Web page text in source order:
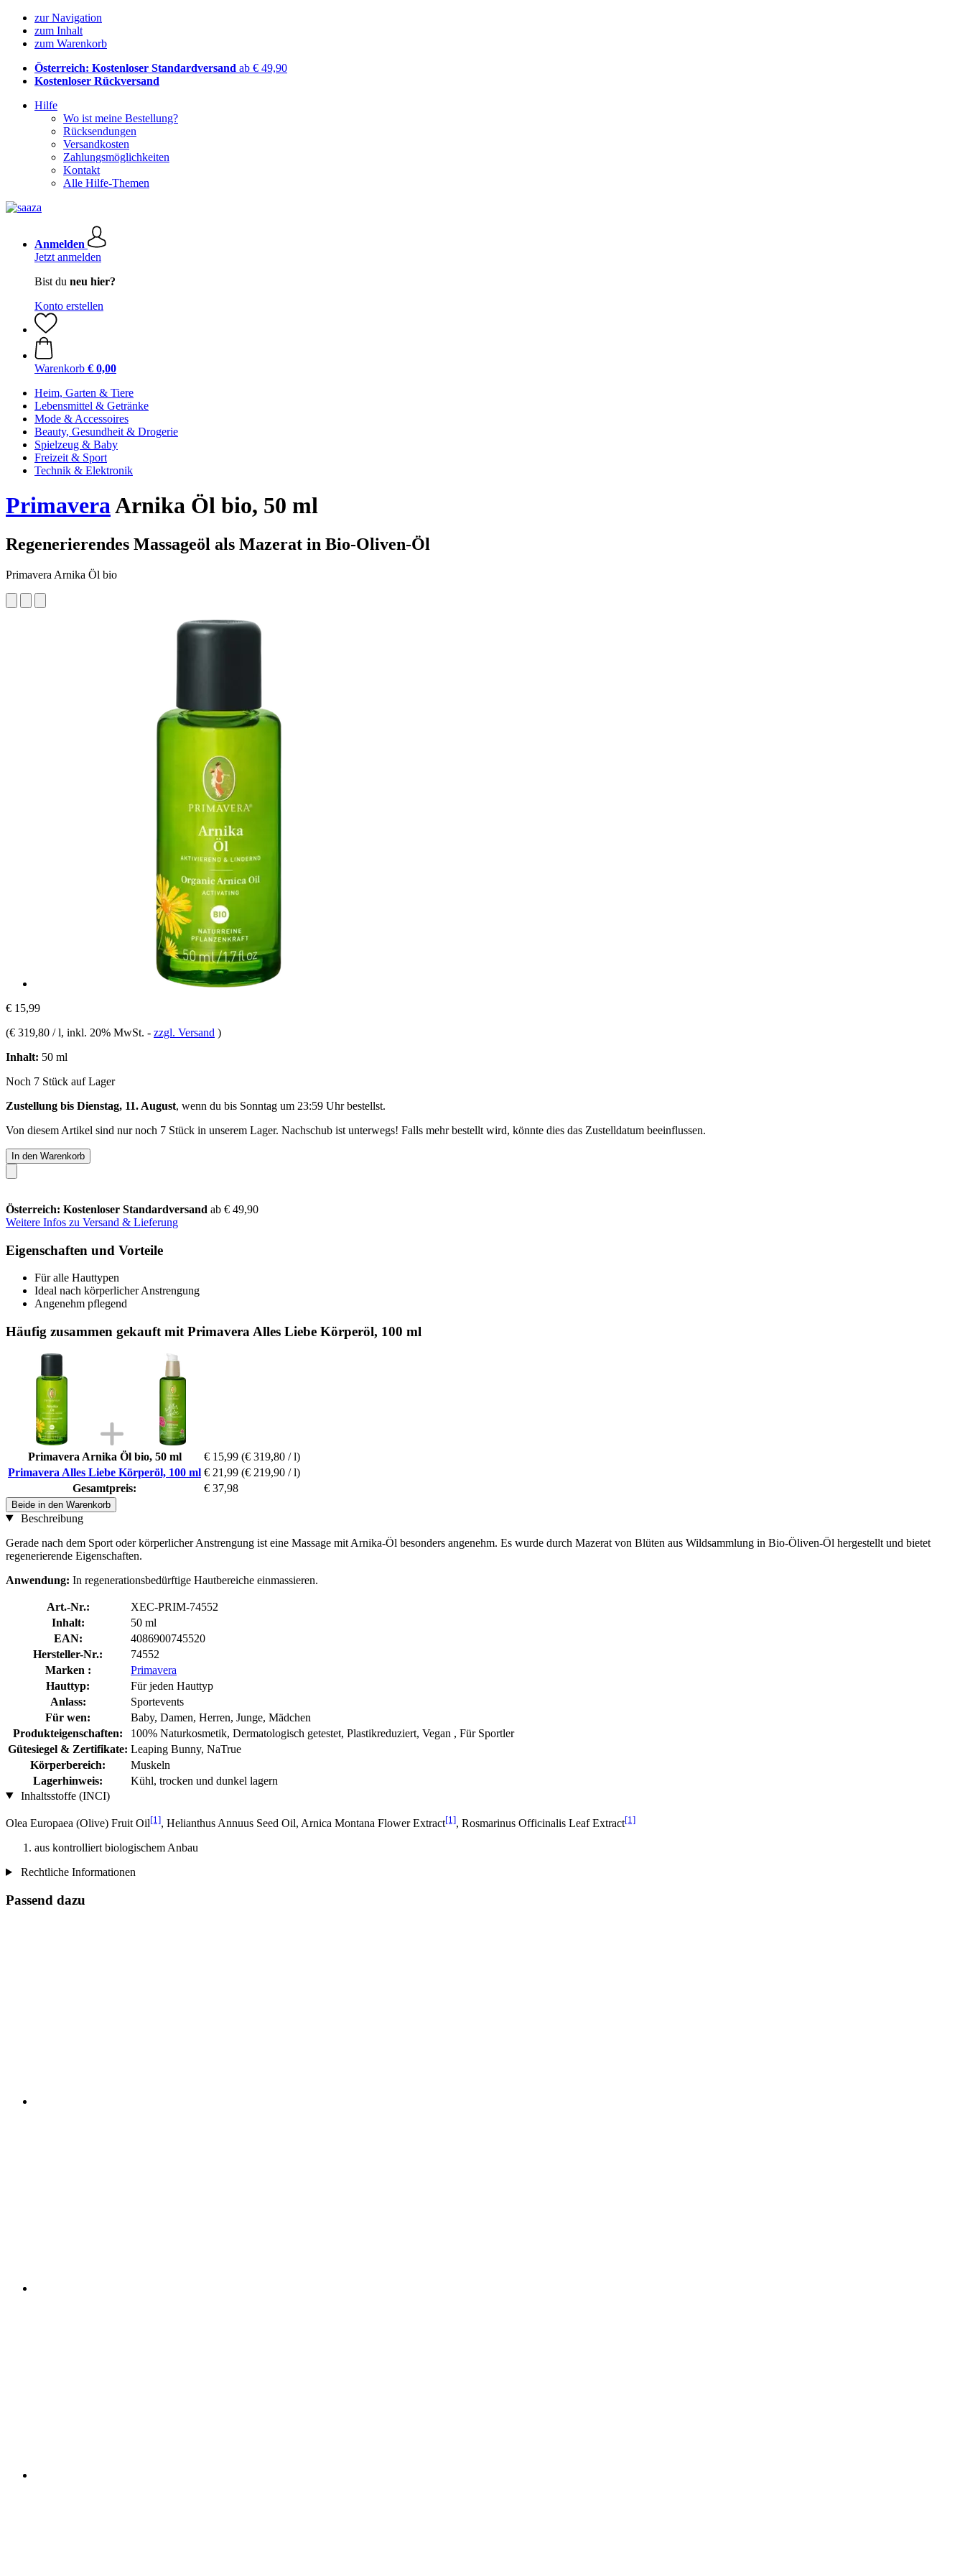
zur Navigation
zum Inhalt
zum Warenkorb
Österreich: Kostenloser Standardversand ab € 49,90
Kostenloser Rückversand
Hilfe
Wo ist meine Bestellung?
Rücksendungen
Versandkosten
Zahlungsmöglichkeiten
Kontakt
Alle Hilfe-Themen
Anmelden
Jetzt anmelden
Bist du neu hier?
Konto erstellen
Warenkorb € 0,00
Heim, Garten & Tiere
Lebensmittel & Getränke
Mode & Accessoires
Beauty, Gesundheit & Drogerie
Spielzeug & Baby
Freizeit & Sport
Technik & Elektronik
PrimaveraArnika Öl bio, 50 ml
Regenerierendes Massageöl als Mazerat in Bio-Oliven-Öl
Primavera Arnika Öl bio
€ 15,99
(€ 319,80 / l, inkl. 20% MwSt. - zzgl. Versand )
Inhalt: 50 ml
Noch 7 Stück auf Lager
Zustellung bis Dienstag, 11. August, wenn du bis Sonntag um 23:59 Uhrbestellst.
Von diesem Artikel sind nur noch 7 Stück in unserem Lager. Nachschub ist unterwegs! Falls mehr bestellt wird, könnte dies das Zustelldatum beeinflussen.
In den Warenkorb
Österreich: Kostenloser Standardversand ab € 49,90
Weitere Infos zu Versand & Lieferung
Eigenschaften und Vorteile
Für alle Hauttypen
Ideal nach körperlicher Anstrengung
Angenehm pflegend
Häufig zusammen gekauft mit Primavera Alles Liebe Körperöl, 100 ml
Primavera Arnika Öl bio, 50 ml € 15,99 (€ 319,80 / l)
Primavera Alles Liebe Körperöl, 100 ml € 21,99 (€ 219,90 / l)
Gesamtpreis:
€ 37,98
Beide in den Warenkorb
Beschreibung
Gerade nach dem Sport oder körperlicher Anstrengung ist eine Massage mit Arnika-Öl besonders angenehm. Es wurde durch Mazerat von Blüten aus Wildsammlung in Bio-Öliven-Öl hergestellt und bietet
regenerierende Eigenschaften.
Anwendung: In regenerationsbedürftige Hautbereiche einmassieren.
Art.-Nr.:
XEC-PRIM-74552
Inhalt:
50 ml
EAN:
4086900745520
Hersteller-Nr.:
74552
Marken :
Primavera
Hauttyp:
Für jeden Hauttyp
Anlass:
Sportevents
Für wen:
Baby, Damen, Herren, Junge, Mädchen
Produkteigenschaften:
100% Naturkosmetik, Dermatologisch getestet, Plastikreduziert, Vegan , Für Sportler
Gütesiegel & Zertifikate: Leaping Bunny, NaTrue
Körperbereich:
Muskeln
Lagerhinweis:
Kühl, trocken und dunkel lagern
Inhaltsstoffe (INCI)
Olea Europaea (Olive) Fruit Oil[1], Helianthus Annuus Seed Oil, Arnica Montana Flower Extract[1], Rosmarinus Officinalis Leaf Extract[1]
aus kontrolliert biologischem Anbau
Rechtliche Informationen
Passend dazu